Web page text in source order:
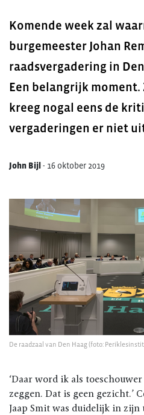
Komende week zal
burgemeester Johan
raadsvergadering in
Een belangrijk
kreeg nogal eens de
vergaderingen er niet
John Bijl - 16 oktober 2019
De raadzaal van Den Haag (foto:
‘Daar word ik als
zeggen. Dat is geen gezicht.’
Jaap Smit was duidelijk in